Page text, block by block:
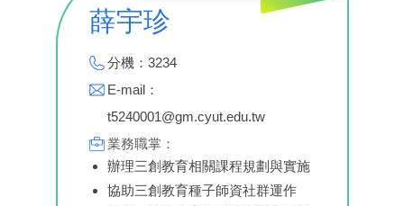
薛宇珍
分機：3234
E-mail：
t5240001@gm.cyut.edu.tw
業務職掌：
辦理三創教育相關課程規劃與實施
協助三創教育種子師資社群運作